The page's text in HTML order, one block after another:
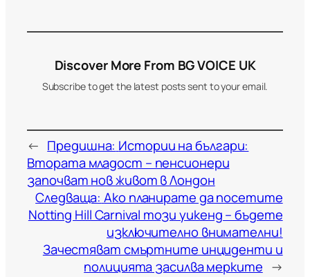
Discover More From BG VOICE UK
Subscribe to get the latest posts sent to your email.
← Предишна: Истории на българи:
Втората младост – пенсионери
започват нов живот в Лондон
Следваща: Ако планирате да посетите
Notting Hill Carnival този уикенд – бъдете
изключително внимателни!
Зачестяват смъртните инциденти и
полицията засилва мерките →